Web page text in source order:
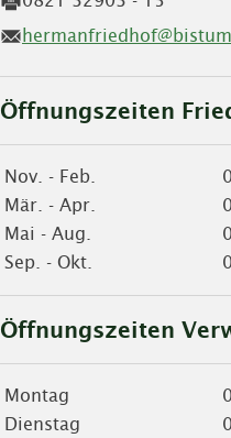
Öffnungszeiten
Nov. - Feb.
Mär. - Apr.
Mai - Aug.
Sep. - Okt.
Öffnungszeiten
Montag
Dienstag